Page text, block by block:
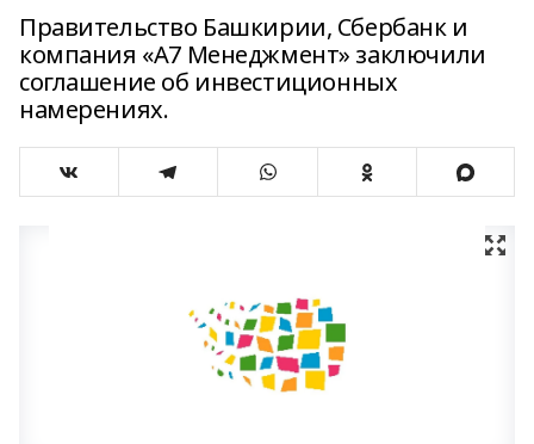
Правительство Башкирии, Сбербанк и
компания «А7 Менеджмент» заключили
соглашение об инвестиционных
намерениях.